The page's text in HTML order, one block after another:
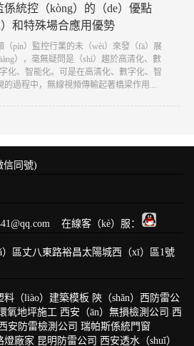
係統控（kòng）的（de）優點
）和特殊場合應用優勢
（pín）監控行業的未（wèi）來發（fā）展
），毫無疑問是（shì）趨於高清化、數
字化、智能化。可是在高清化、數字化、智
的過程中，無線視頻傳輸起著橋梁作用...
信同號)
在線客（kè）服：
區丈八東路裕昌太陽城西（xī）區1號
料（liào）建築模板 陝（shǎn）西防雷公
氧地坪施工 西安（ān）無損檢測公司 西
安防雷檢測公司 瑞帕斯係統門窗
燈廠家 昆明防雷公司 西安透水（shuǐ）